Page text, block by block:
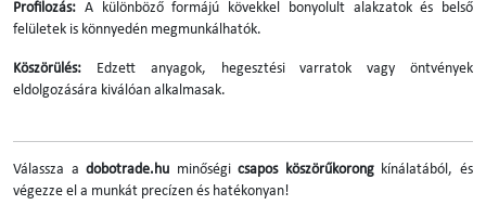
Profilozás: A különböző formájú kövekkel bonyolult alakzatok és belső
felületek is könnyedén megmunkálhatók.
Köszörülés: Edzett anyagok, hegesztési varratok vagy öntvények
eldolgozására kiválóan alkalmasak.
Válassza adobotrade.hu minőségicsapos köszörűkorongkínálatából, és
végezze el a munkát precízen és hatékonyan!